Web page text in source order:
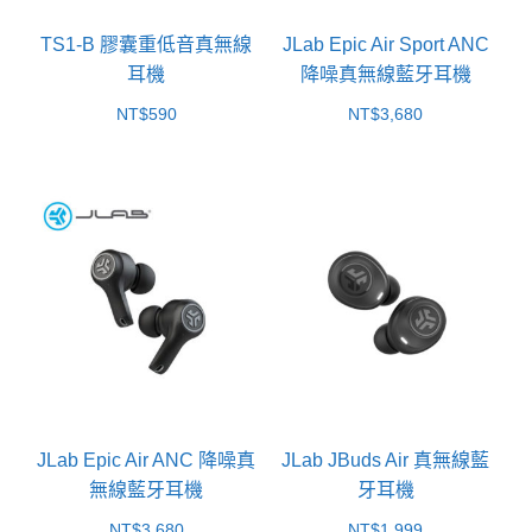
TS1-B 膠囊重低音真無線
耳機
NT$590
JLab Epic Air Sport ANC
降噪真無線藍牙耳機
NT$3,680
JLab Epic Air ANC 降噪真
無線藍牙耳機
JLab JBuds Air 真無線藍
牙耳機